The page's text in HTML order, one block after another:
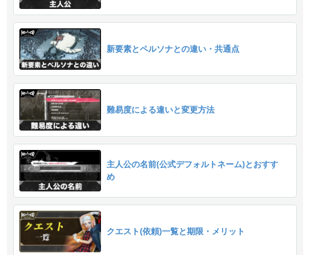
新要素とペルソナとの違い・共通点
難易度による違いと変更方法
主人公の名前(公式デフォルトネーム)とおすす
め
クエスト(依頼)一覧と期限・メリット